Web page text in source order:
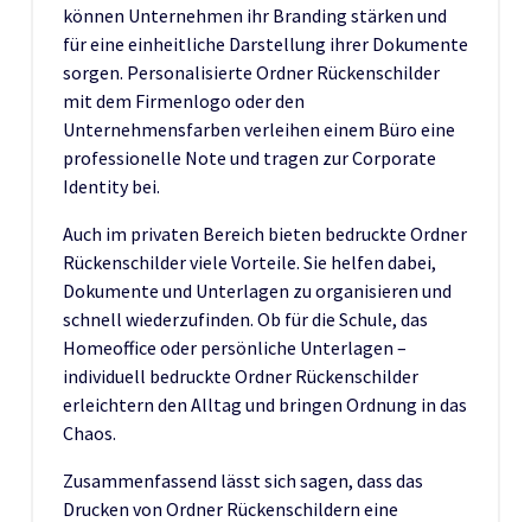
können Unternehmen ihr Branding stärken und
für eine einheitliche Darstellung ihrer Dokumente
sorgen. Personalisierte Ordner Rückenschilder
mit dem Firmenlogo oder den
Unternehmensfarben verleihen einem Büro eine
professionelle Note und tragen zur Corporate
Identity bei.
Auch im privaten Bereich bieten bedruckte Ordner
Rückenschilder viele Vorteile. Sie helfen dabei,
Dokumente und Unterlagen zu organisieren und
schnell wiederzufinden. Ob für die Schule, das
Homeoffice oder persönliche Unterlagen –
individuell bedruckte Ordner Rückenschilder
erleichtern den Alltag und bringen Ordnung in das
Chaos.
Zusammenfassend lässt sich sagen, dass das
Drucken von Ordner Rückenschildern eine